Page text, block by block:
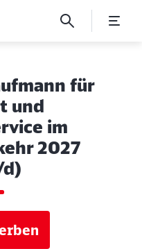
für
und
im
2027